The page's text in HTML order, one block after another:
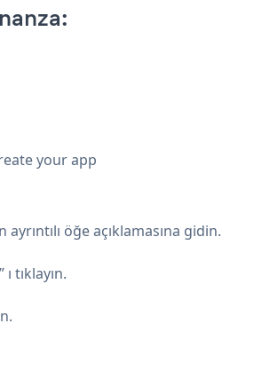
your app
öğe açıklamasına gidin.
tıklayın.